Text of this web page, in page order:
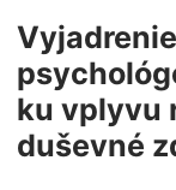
ku vplyvu
duševné